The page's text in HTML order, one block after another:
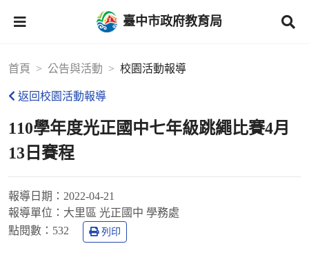
臺中市政府教育局
首頁 公告與活動 校園活動報導
返回校園活動報導
110學年度光正國中七年級跳繩比賽4月
13日賽程
報導日期： 2022-04-21
報導單位： 大里區 光正國中 學務處
點閱數： 532 列印